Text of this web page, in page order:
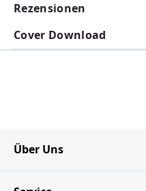
Rezensionen
Cover Download
Über Uns